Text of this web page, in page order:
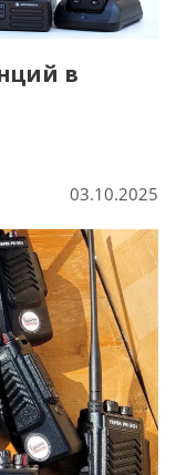
в
03.10.2025